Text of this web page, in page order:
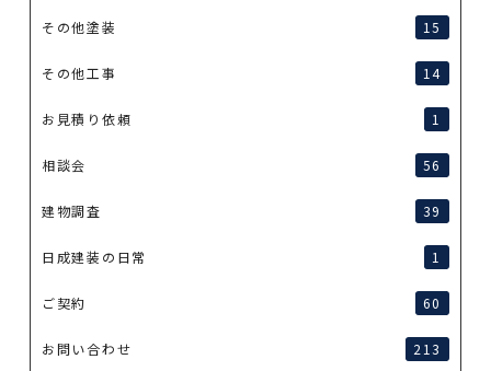
その他塗装 15
その他工事 14
お見積り依頼 1
相談会 56
建物調査 39
日成建装の日常 1
ご契約 60
お問い合わせ 213